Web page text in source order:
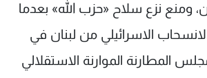
ومنع نزع سلاح «حزب الله» بعدما
الاسرائيلي من لبنان في
المطارنة الموارنة الاستقلالي